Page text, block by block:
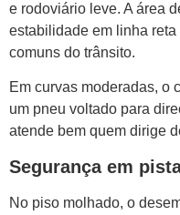
e rodoviário leve. A área
estabilidade em linha
comuns do trânsito.
Em curvas moderadas, o
um pneu voltado para
atende bem quem dirige
Segurança em
No piso molhado, o